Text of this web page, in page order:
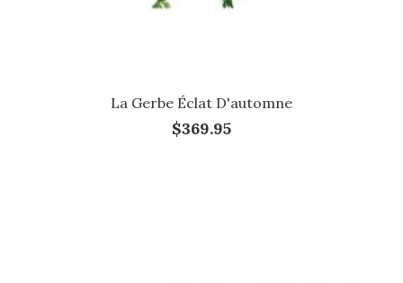
La Gerbe Éclat D'automne
$369.95